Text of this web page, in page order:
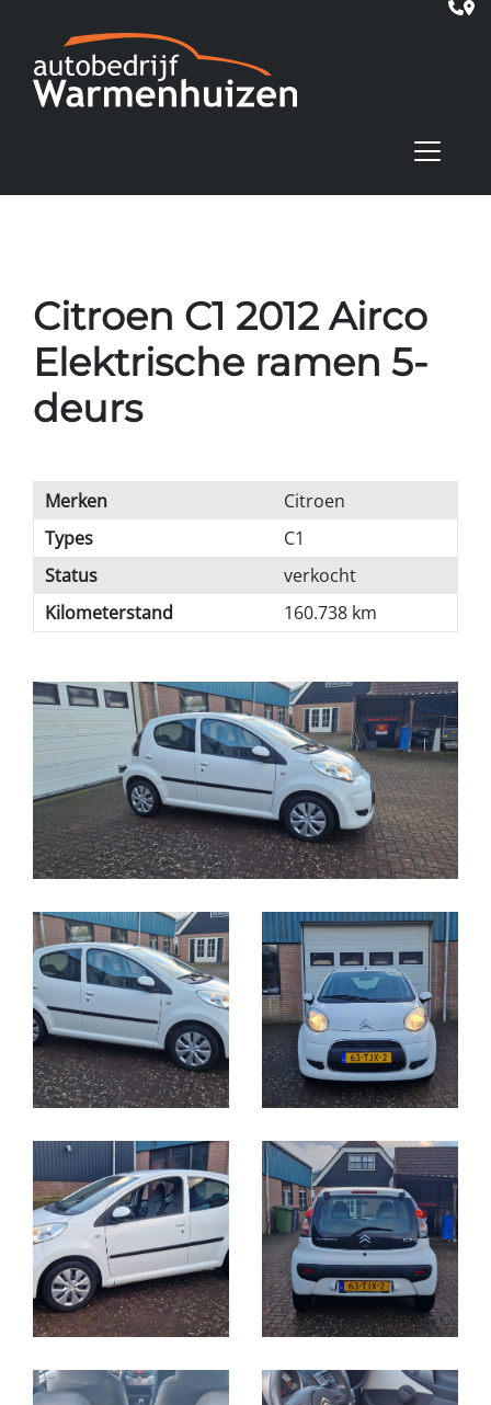
Citroen C1 2012 Airco
Elektrische ramen 5-
deurs
Merken
Citroen
Types
C1
Status
verkocht
Kilometerstand
160.738 km